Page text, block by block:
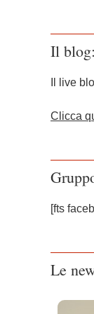
Il blog:
Il live
Clicca
[fts
Le